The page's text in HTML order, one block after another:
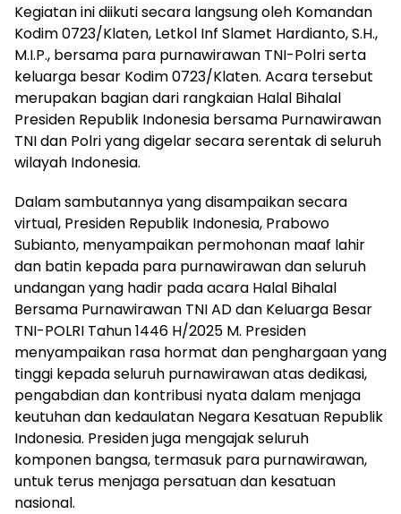
Kegiatan ini diikuti secara langsung oleh Komandan
Kodim 0723/Klaten, Letkol Inf Slamet Hardianto, S.H.,
M.I.P., bersama para purnawirawan TNI-Polri serta
keluarga besar Kodim 0723/Klaten. Acara tersebut
merupakan bagian dari rangkaian Halal Bihalal
Presiden Republik Indonesia bersama Purnawirawan
TNI dan Polri yang digelar secara serentak di seluruh
wilayah Indonesia.
Dalam sambutannya yang disampaikan secara
virtual, Presiden Republik Indonesia, Prabowo
Subianto, menyampaikan permohonan maaf lahir
dan batin kepada para purnawirawan dan seluruh
undangan yang hadir pada acara Halal Bihalal
Bersama Purnawirawan TNI AD dan Keluarga Besar
TNI-POLRI Tahun 1446 H/2025 M. Presiden
menyampaikan rasa hormat dan penghargaan yang
tinggi kepada seluruh purnawirawan atas dedikasi,
pengabdian dan kontribusi nyata dalam menjaga
keutuhan dan kedaulatan Negara Kesatuan Republik
Indonesia. Presiden juga mengajak seluruh
komponen bangsa, termasuk para purnawirawan,
untuk terus menjaga persatuan dan kesatuan
nasional.